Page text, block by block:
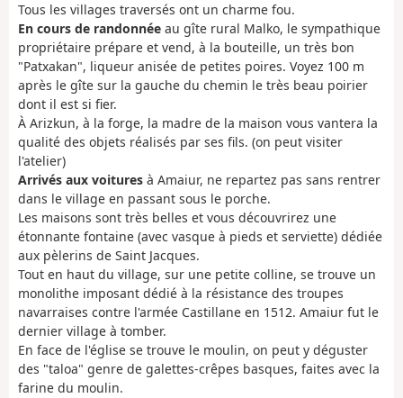
Tous les villages traversés ont un charme fou.
En cours de randonnée au gîte rural Malko, le sympathique
propriétaire prépare et vend, à la bouteille, un très bon
"Patxakan", liqueur anisée de petites poires. Voyez 100 m
après le gîte sur la gauche du chemin le très beau poirier
dont il est si fier.
À Arizkun, à la forge, la madre de la maison vous vantera la
qualité des objets réalisés par ses fils. (on peut visiter
l'atelier)
Arrivés aux voitures à Amaiur, ne repartez pas sans rentrer
dans le village en passant sous le porche.
Les maisons sont très belles et vous découvrirez une
étonnante fontaine (avec vasque à pieds et serviette) dédiée
aux pèlerins de Saint Jacques.
Tout en haut du village, sur une petite colline, se trouve un
monolithe imposant dédié à la résistance des troupes
navarraises contre l'armée Castillane en 1512. Amaiur fut le
dernier village à tomber.
En face de l'église se trouve le moulin, on peut y déguster
des "taloa" genre de galettes-crêpes basques, faites avec la
farine du moulin.